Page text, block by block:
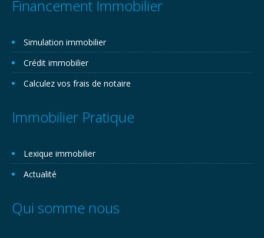
Financement Immobilier
Simulation immobilier
Crédit immobilier
Calculez vos frais de notaire
Immobilier Pratique
Lexique immobilier
Actualité
Qui somme nous